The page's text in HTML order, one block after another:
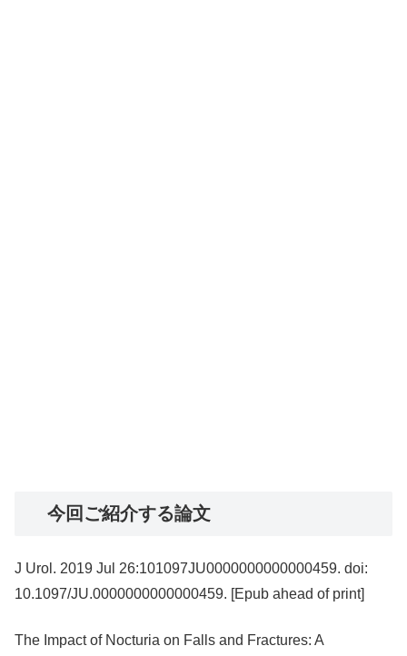
今回ご紹介する論文
J Urol. 2019 Jul 26:101097JU0000000000000459. doi:
10.1097/JU.0000000000000459. [Epub ahead of print]
The Impact of Nocturia on Falls and Fractures: A